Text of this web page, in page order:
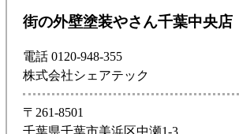
街の外壁塗装やさん千葉中央店
電話 0120-948-355
株式会社シェアテック
〒261-8501